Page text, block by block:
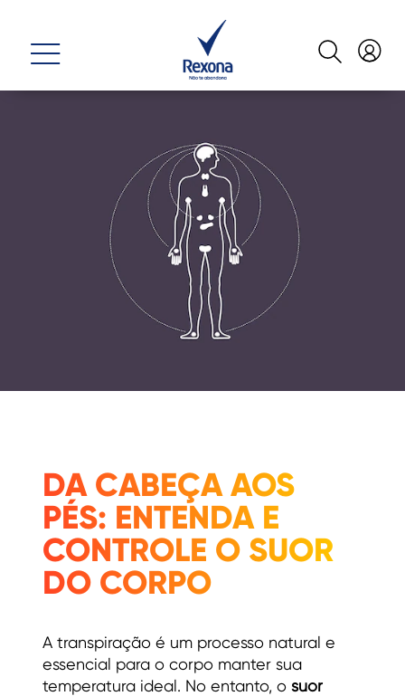
DA CABEÇA AOS
PÉS: ENTENDA E
CONTROLE O SUOR
DO CORPO
A transpiração é um processo natural e
essencial para o corpo manter sua
temperatura ideal. No entanto, o suor